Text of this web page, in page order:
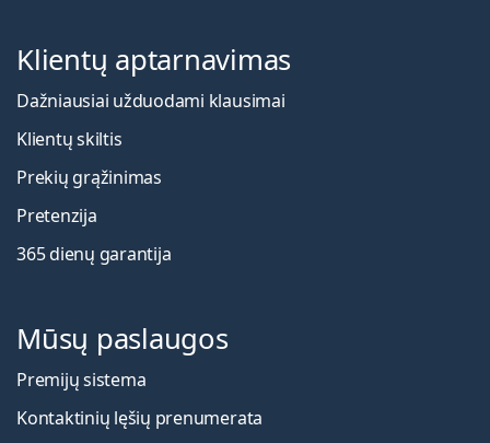
Klientų aptarnavimas
Dažniausiai užduodami klausimai
Klientų skiltis
Prekių grąžinimas
Pretenzija
365 dienų garantija
Mūsų paslaugos
Premijų sistema
Kontaktinių lęšių prenumerata